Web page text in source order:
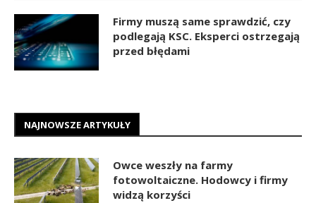
Firmy muszą same sprawdzić, czy
podlegają KSC. Eksperci ostrzegają
przed błędami
NAJNOWSZE ARTYKUŁY
Owce weszły na farmy
fotowoltaiczne. Hodowcy i firmy
widzą korzyści